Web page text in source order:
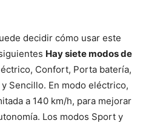
decidir cómo usar este
Hay siete modos de
Confort, Porta batería,
Sencillo. En modo eléctrico,
a 140 km/h, para mejorar
Los modos Sport y